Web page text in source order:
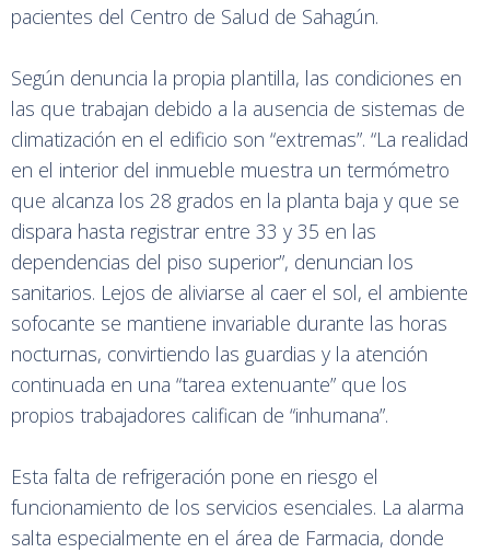
pacientes del Centro de Salud de Sahagún.
Según denuncia la propia plantilla, las condiciones en
las que trabajan debido a la ausencia de sistemas de
climatización en el edificio son “extremas”. “La realidad
en el interior del inmueble muestra un termómetro
que alcanza los 28 grados en la planta baja y que se
dispara hasta registrar entre 33 y 35 en las
dependencias del piso superior”, denuncian los
sanitarios. Lejos de aliviarse al caer el sol, el ambiente
sofocante se mantiene invariable durante las horas
nocturnas, convirtiendo las guardias y la atención
continuada en una “tarea extenuante” que los
propios trabajadores califican de “inhumana”.
Esta falta de refrigeración pone en riesgo el
funcionamiento de los servicios esenciales. La alarma
salta especialmente en el área de Farmacia, donde